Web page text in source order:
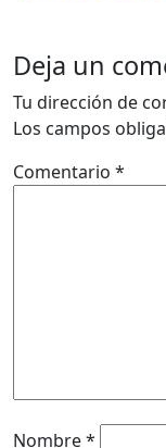
Deja un
Tu dirección de
Los campos
Comentario *
Nombre*